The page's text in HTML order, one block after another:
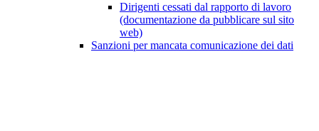
Dirigenti cessati dal rapporto di lavoro
(documentazione da pubblicare sul sito
web)
Sanzioni per mancata comunicazione dei dati